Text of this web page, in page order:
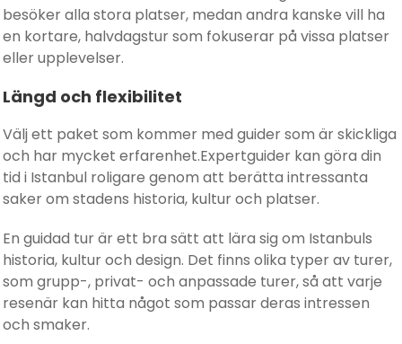
besöker alla stora platser, medan andra kanske vill ha
en kortare, halvdagstur som fokuserar på vissa platser
eller upplevelser.
Längd och flexibilitet
Välj ett paket som kommer med guider som är skickliga
och har mycket erfarenhet.Expertguider kan göra din
tid i Istanbul roligare genom att berätta intressanta
saker om stadens historia, kultur och platser.
En guidad tur är ett bra sätt att lära sig om Istanbuls
historia, kultur och design. Det finns olika typer av turer,
som grupp-, privat- och anpassade turer, så att varje
resenär kan hitta något som passar deras intressen
och smaker.